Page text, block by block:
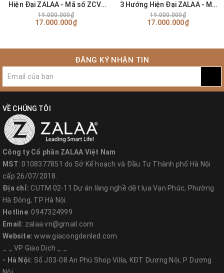
Tỷ lệ hài hòa, cân đối.
- Phần chân trụ bao gồm đế và đài. Những bộ phận này được làm
từ gang đúc.
- Mẫuđèn LED sân vườn
nhựa PMMA trong. Bởi vậy, tên gọi khác của sản phẩm là đèn cầu
trong phản quang.
1.2. Ứng dụng
- Mẫu cột đèn trang trí này thích hợp với các công viên, quảng
trường, vườn hoa công cộng.
- Sản phẩm cũng được lắp đặt tại khuôn viên xanh của biệt thự,
khu đô thị, khu nghỉ dưỡng,…
2. Ưu điểm và chế độ bảo hành
Hiện Đại ZALAA - Mã số ZCV-
H5000-60W
19.000.000₫
17.000.000₫
3 Hướng Hiện Đại ZALAA - Mã
số ZCV-H6000-3L-50W
19.000.000₫
17.000.000₫
ĐĂNG KÝ NHẬN TIN
VỀ CHÚNG TÔI
Công ty Cổ phần ZALAA Việt Nam
MST: 0108377851 do Sở Kế hoạch và Đầu Tư Thành phố Hà Nội
cấp 26/07/2018.
Địa chỉ: CUTM 02-11 Dự án làng nghề dệt lụa Vạn Phúc, Phường
Hà Đông, TP Hà Nội.
Hotline: 0947324999
Email: zalaa.vn@gmail.com
Website:www.giacongdenled.com
_ _ VP Giao Dịch _ _
- Hà Nội: Số J03-08 An Phú Shop Villa, KĐT Dương Nội, P. Dương